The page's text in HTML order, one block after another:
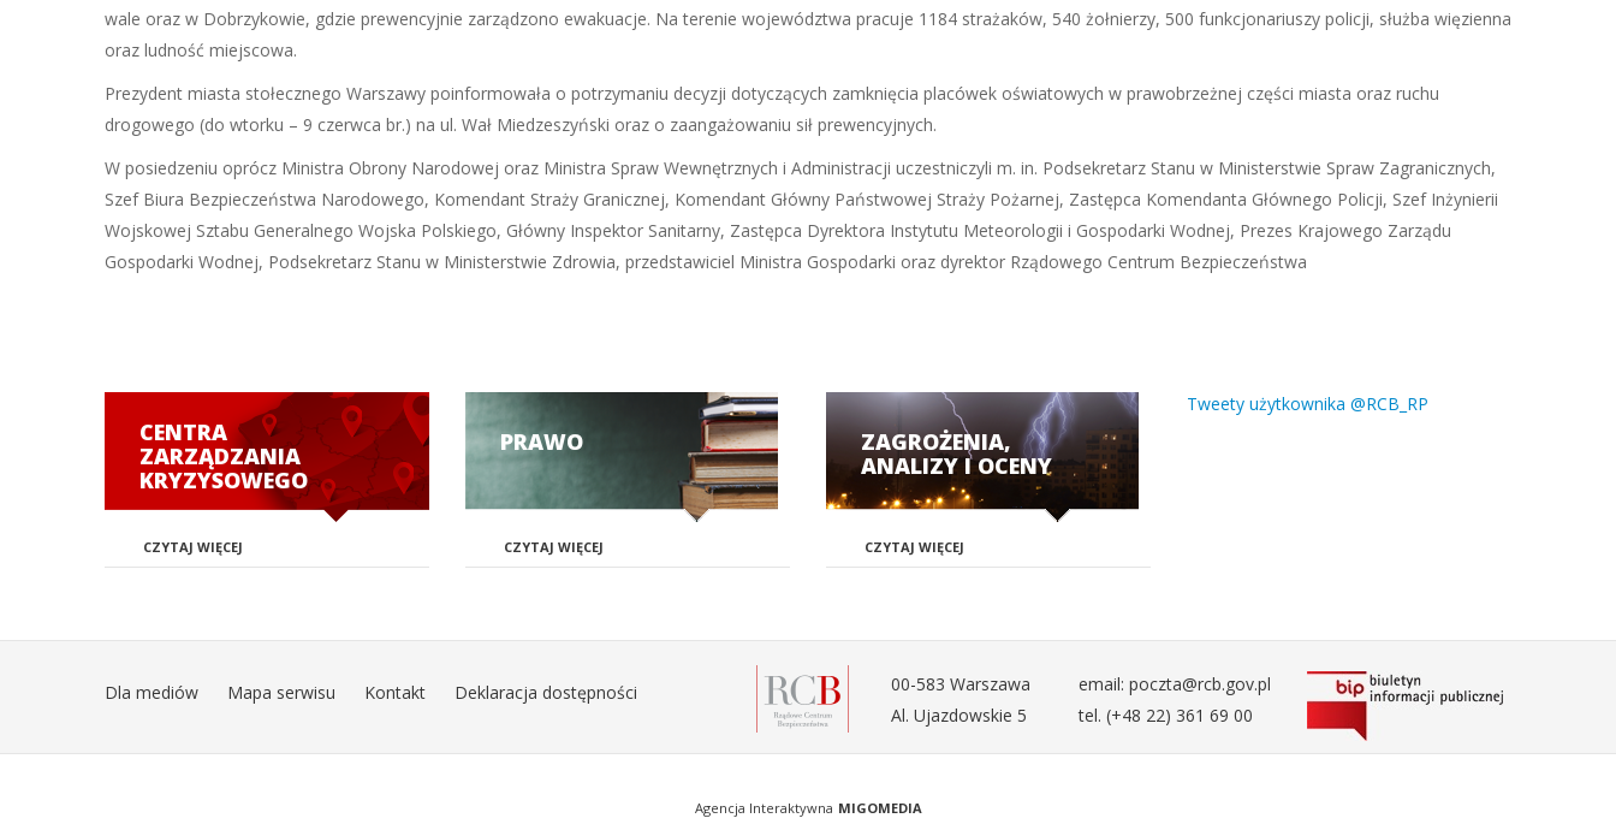
wale oraz w Dobrzykowie, gdzie prewencyjnie zarządzono ewakuacje. Na terenie województwa pracuje 1184 strażaków, 540 żołnierzy, 500 funkcjonariuszy policji, służba więzienna
oraz ludność miejscowa.
Prezydent miasta stołecznego Warszawy poinformowała o potrzymaniu decyzji dotyczących zamknięcia placówek oświatowych w prawobrzeżnej części miasta oraz ruchu
drogowego (do wtorku – 9 czerwca br.) na ul. Wał Miedzeszyński oraz o zaangażowaniu sił prewencyjnych.
W posiedzeniu oprócz Ministra Obrony Narodowej oraz Ministra Spraw Wewnętrznych i Administracji uczestniczyli m. in. Podsekretarz Stanu w Ministerstwie Spraw Zagranicznych,
Szef Biura Bezpieczeństwa Narodowego, Komendant Straży Granicznej, Komendant Główny Państwowej Straży Pożarnej, Zastępca Komendanta Głównego Policji, Szef Inżynierii
Wojskowej Sztabu Generalnego Wojska Polskiego, Główny Inspektor Sanitarny, Zastępca Dyrektora Instytutu Meteorologii i Gospodarki Wodnej, Prezes Krajowego Zarządu
Gospodarki Wodnej, Podsekretarz Stanu w Ministerstwie Zdrowia, przedstawiciel Ministra Gospodarki oraz dyrektor Rządowego Centrum Bezpieczeństwa
CENTRA
ZARZĄDZANIA
KRYZYSOWEGO
CZYTAJ WIĘCEJ
PRAWO
CZYTAJ WIĘCEJ
ZAGROŻENIA,
ANALIZY I OCENY
CZYTAJ WIĘCEJ
Tweety użytkownika @RCB_RP
Dla mediów Mapa serwisu Kontakt Deklaracja dostępności
00-583 Warszawa
Al. Ujazdowskie 5
email: poczta@rcb.gov.pl
tel. (+48 22) 361 69 00
Agencja Interaktywna MIGOMEDIA